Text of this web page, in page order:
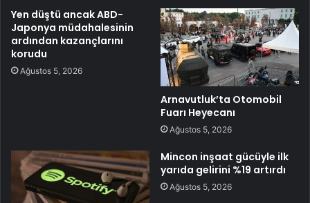
Yen düştü ancak ABD-
Japonya müdahalesinin
ardından kazançlarını
korudu
Ağustos 5, 2026
Arnavutluk’ta Otomobil
Fuarı Heyecanı
Ağustos 5, 2026
Mincon inşaat gücüyle ilk
yarıda gelirini %19 artırdı
Ağustos 5, 2026